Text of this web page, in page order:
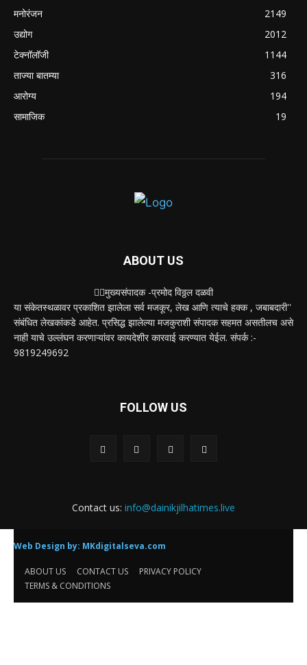
मनोरंजन
2149
उद्योग
2012
टेक्नॉलॉजी
1144
ताज्या बातम्या
316
आरोग्य
194
सामाजिक
19
ABOUT US
✍🏻मुख्यसंपादक -प्रमोद विठ्ठल दळवी
या संकेतस्थळावर प्रकाशित झालेला सर्व मजकूर, लेख आणि त्याचे हक्क , जबाबदारी''
संबंधित लेखकांकडे आहेत. प्रसिद्ध झालेल्या मजकुराशी संपादक सहमत असतीलच असे
नाही याचे उल्लंघन करणाऱ्यांवर कायदेशीर कारवाई करण्यात येईल. संपर्क :-
9819249692
FOLLOW US
Contact us: info@dainikjilhatimes.live
Web Design by: MKdigitalseva.com
ABOUT US CONTACT US
PRIVACY POLICY
TERMS & CONDITIONS